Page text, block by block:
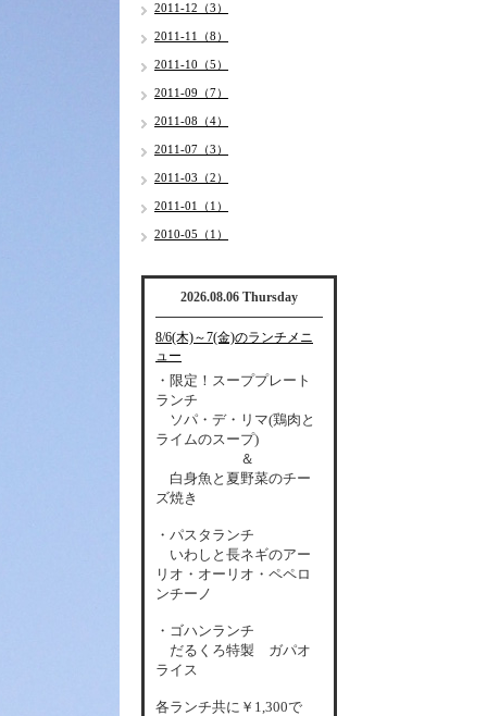
2011-12（3）
2011-11（8）
2011-10（5）
2011-09（7）
2011-08（4）
2011-07（3）
2011-03（2）
2011-01（1）
2010-05（1）
2026.08.06 Thursday
8/6(木)～7(金)のランチメニ
ュー
・限定！スーププレート
ランチ
ソパ・デ・リマ(鶏肉と
ライムのスープ)
＆
白身魚と夏野菜のチー
ズ焼き
・パスタランチ
いわしと長ネギのアー
リオ・オーリオ・ペペロ
ンチーノ
・ゴハンランチ
だるくろ特製 ガパオ
ライス
各ランチ共に￥1,300で